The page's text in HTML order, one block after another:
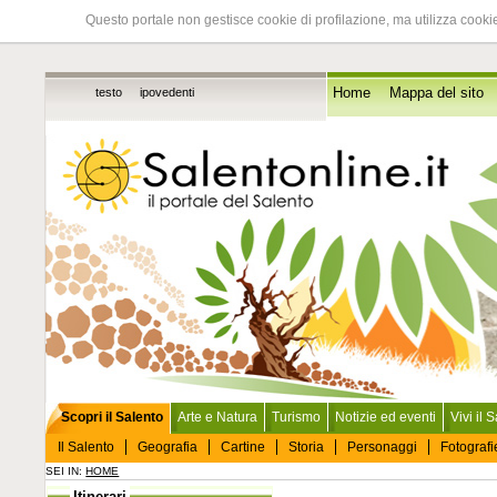
Questo portale non gestisce cookie di profilazione, ma utilizza
testo ipovedenti Home Mappa del sito
Scopri il Salento
Il Salento
Geografia Cartine Storia Personaggi
Arte e Natura Turismo Notizie ed eventi Vivi il
SEI IN:HOME